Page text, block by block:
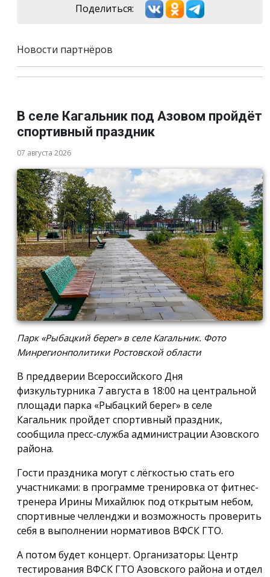
Поделиться:
Новости партнёров
В селе Кагальник под Азовом пройдёт
спортивный праздник
07 августа 2026
Парк «Рыбацкий берег» в селе Кагальник. Фото
Минрегионполитики Ростовской области
В преддверии Всероссийского Дня
физкультурника 7 августа в 18:00 на центральной
площади парка «Рыбацкий берег» в селе
Кагальник пройдет спортивный праздник,
сообщила пресс-служба администрации Азовского
района.
Гости праздника могут с лёгкостью стать его
участниками: в программе тренировка от фитнес-
тренера Ирины Михайлюк под открытым небом,
спортивные челленджи и возможность проверить
себя в выполнении нормативов ВФСК ГТО.
А потом будет концерт. Организаторы: Центр
тестирования ВФСК ГТО Азовского района и отдел